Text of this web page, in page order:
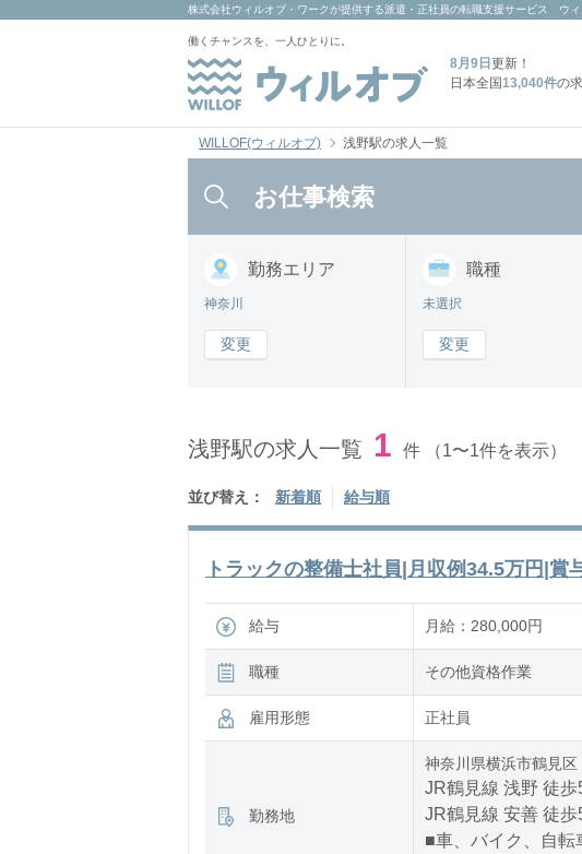
株式会社ウィルオブ・ワーク が提供する派遣・正社員の転職支援サービス ウ
働くチャンスを、一人ひとりに。
8月9日 更新！
日本全国13,040件の
WILLOF(ウィルオブ) 浅野駅の求人一覧
お仕事検索
勤務エリア
神奈川
変更
職種
未選択
変更
浅野駅の求人一覧 1 件 （1〜1件を表示）
並び替え： 新着順 給与順
トラックの整備士社員|月収例34.5万円|賞
給与 月給：280,000円
職種 その他資格作業
雇用形態 正社員
勤務地
神奈川県横浜市鶴見区
JR鶴見線 浅野 徒歩
JR鶴見線 安善 徒歩
■車、バイク、自転